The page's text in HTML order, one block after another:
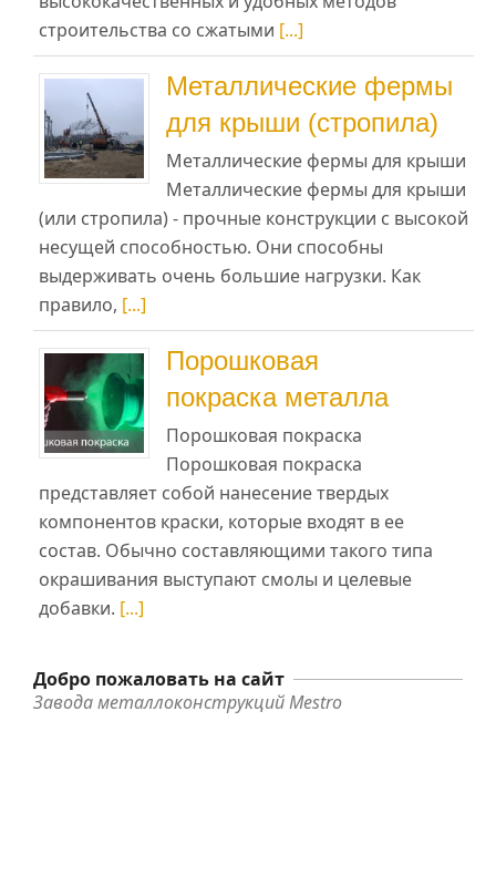
строительства со сжатыми [...]
Металлические фермы
для крыши (стропила)
Металлические фермы для крыши
Металлические фермы для крыши
(или стропила) - прочные конструкции с высокой
несущей способностью. Они способны
выдерживать очень большие нагрузки. Как
правило, [...]
Порошковая
покраска металла
Порошковая покраска
Порошковая покраска
представляет собой нанесение твердых
компонентов краски, которые входят в ее
состав. Обычно составляющими такого типа
окрашивания выступают смолы и целевые
добавки. [...]
Добро пожаловать на сайт
Завода металлоконструкций Mestro